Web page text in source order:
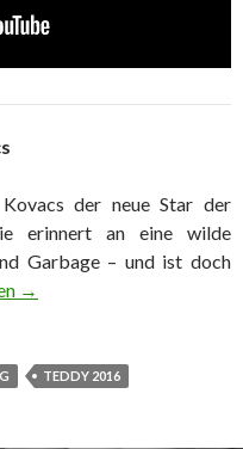
der neue Star der
erinnert an eine wilde
Garbage – und ist doch
– Preisverleihung und Party
→
TEDDY 2016